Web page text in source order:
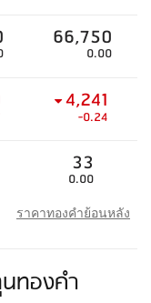
66,750
0.00
4,241
-0.24
33
0.00
ราคาทองคำย้อนหลัง
ทองคำ